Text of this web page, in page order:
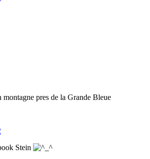
montagne pres de la Grande Bleue
Stein